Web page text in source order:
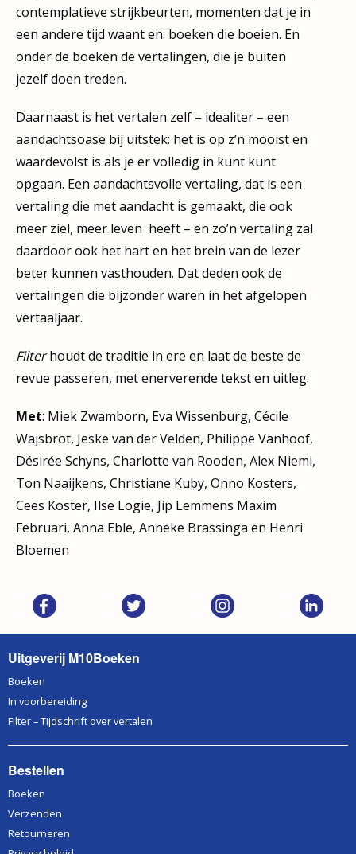
contemplatieve strijkbeurten, momenten dat je in
een andere tijd waant en: boeken die boeien. En
onder de boeken de vertalingen, die je buiten
jezelf doen treden.
Daarnaast is het vertalen zelf – idealiter – een
aandachtsoase bij uitstek: het is op z’n mooist en
waardevolst is als je er volledig in kunt kunt
opgaan. Een aandachtsvolle vertaling, dat is een
vertaling die met aandacht is gemaakt, die ook
meer ziel, meer leven heeft – en zo’n vertaling zal
daardoor ook het hart en het brein van de lezer
beter kunnen vasthouden. Dat deden ook de
vertalingen die bijzonder waren in het afgelopen
vertaaljaar.
Filterhoudt de traditie in ere en laat de beste de
revue passeren, met enerverende tekst en uitleg.
Met: Miek Zwamborn, Eva Wissenburg, Cécile
Wajsbrot, Jeske van der Velden, Philippe Vanhoof,
Désirée Schyns, Charlotte van Rooden, Alex Niemi,
Ton Naaijkens, Christiane Kuby, Onno Kosters,
Cees Koster, Ilse Logie, Jip Lemmens Maxim
Februari, Anna Eble, Anneke Brassinga en Henri
Bloemen
Uitgeverij M10Boeken
Boeken
In voorbereiding
Filter – Tijdschrift over vertalen
Bestellen
Boeken
Verzenden
Retourneren